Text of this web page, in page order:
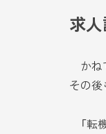
求
かね
その後
「転